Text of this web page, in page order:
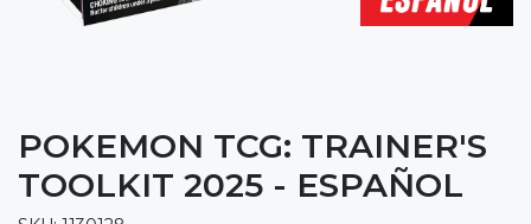
POKEMON TCG: TRAINER'S
TOOLKIT 2025 - ESPAÑOL